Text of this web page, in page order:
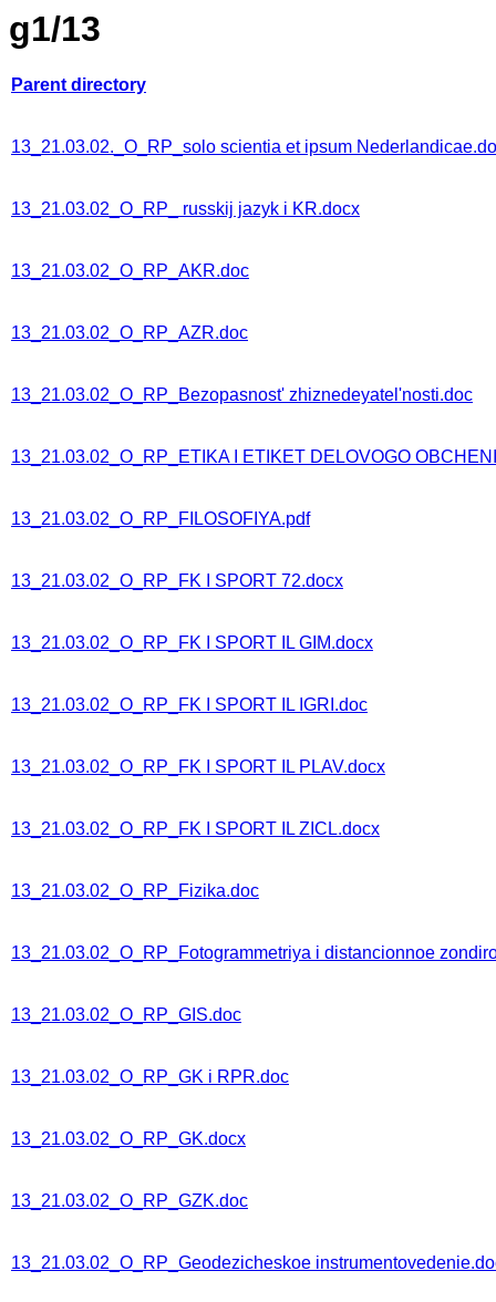
g1/13
Parent directory
13_21.03.02._O_RP_solo scientia et ipsum
13_21.03.02_O_RP_ russkij jazyk i KR.docx
13_21.03.02_O_RP_AKR.doc
13_21.03.02_O_RP_AZR.doc
13_21.03.02_O_RP_Bezopasnost' zhiznedeyatel'nosti.doc
13_21.03.02_O_RP_ETIKA I ETIKET DELOVOGO
13_21.03.02_O_RP_FILOSOFIYA.pdf
13_21.03.02_O_RP_FK I SPORT 72.docx
13_21.03.02_O_RP_FK I SPORT IL GIM.docx
13_21.03.02_O_RP_FK I SPORT IL IGRI.doc
13_21.03.02_O_RP_FK I SPORT IL PLAV.docx
13_21.03.02_O_RP_FK I SPORT IL ZICL.docx
13_21.03.02_O_RP_Fizika.doc
13_21.03.02_O_RP_Fotogrammetriya i distancionnoe
13_21.03.02_O_RP_GIS.doc
13_21.03.02_O_RP_GK i RPR.doc
13_21.03.02_O_RP_GK.docx
13_21.03.02_O_RP_GZK.doc
13_21.03.02_O_RP_Geodezicheskoe